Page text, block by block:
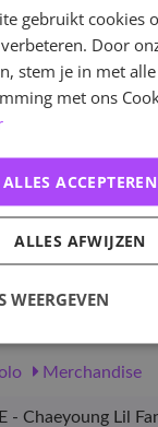
30-
22-
24-
Merchandise
- Chaeyoung Lil
gebruikt cookies
Door
stem je in met
met ons
ALLES ACCEPTEREN
ALLES AFWIJZEN
WEERGEVEN